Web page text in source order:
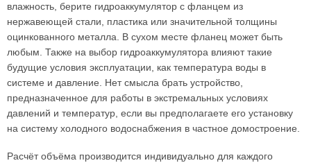
влажность, берите гидроаккумулятор с фланцем из
нержавеющей стали, пластика или значительной толщины
оцинкованного металла. В сухом месте фланец может быть
любым. Также на выбор гидроаккумулятора влияют такие
будущие условия эксплуатации, как температура воды в
системе и давление. Нет смысла брать устройство,
предназначенное для работы в экстремальных условиях
давлений и температур, если вы предполагаете его установку
на систему холодного водоснабжения в частное домостроение.
Расчёт объёма производится индивидуально для каждого